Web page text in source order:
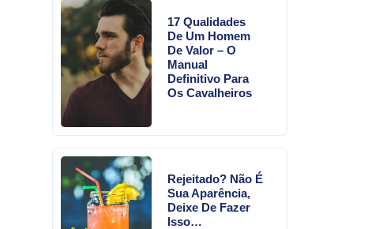
17 Qualidades
De Um Homem
De Valor – O
Manual
Definitivo Para
Os Cavalheiros
Rejeitado? Não É
Sua Aparência,
Deixe De Fazer
Isso…